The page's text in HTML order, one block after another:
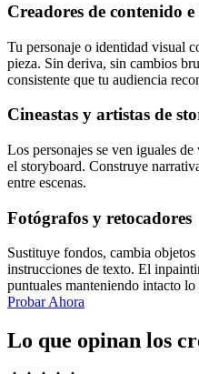
Creadores de contenido
Tu personaje o identidad visual
pieza. Sin deriva, sin cambios
consistente que tu audiencia
Cineastas y artistas de
Los personajes se ven iguales
el storyboard. Construye
entre escenas.
Fotógrafos y retocadores
Sustituye fondos, cambia
instrucciones de texto. El
puntuales manteniendo intacto lo
Probar Ahora
Lo que opinan los